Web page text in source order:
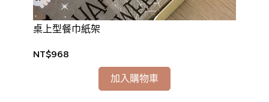
桌上型餐巾紙架
NT$968
加入購物車